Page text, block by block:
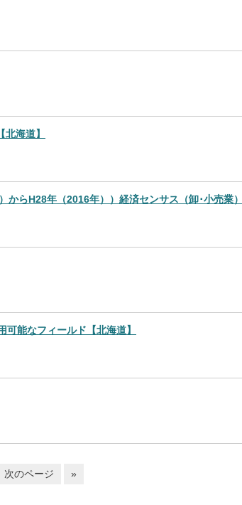
海道】
からH28年（2016年））経済センサス（卸･小売業）
能なフィールド【北海道】
次のページ »